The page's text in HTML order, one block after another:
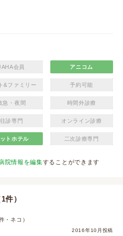
会員 アニコム
&ファミリー 予約可能
急・夜間 時間外診療
往診専門 オンライン診療
トホテル 二次診療専門
院情報を編集することができます
件）
・ネコ）
2016年10月投稿